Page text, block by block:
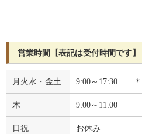
営業時間【表記は受付時間です】
月火水・金土 9:00～17:30 ＊
木 9:00～11:00
日祝 お休み